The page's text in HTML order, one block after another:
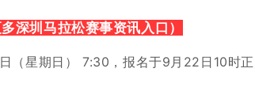
深圳马拉松赛事资讯入口）
（星期日） 7:30， 报名于9月22日10时正